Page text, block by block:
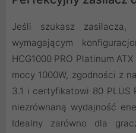
Jeśli szukasz zasilacza,
wymagającym
HCG1000 PRO Platinum
mocy 1000W, zgodności z
3.1 i certyfikatowi 80 PLUS
niezrównaną wydajność
Idealny zarówno dla